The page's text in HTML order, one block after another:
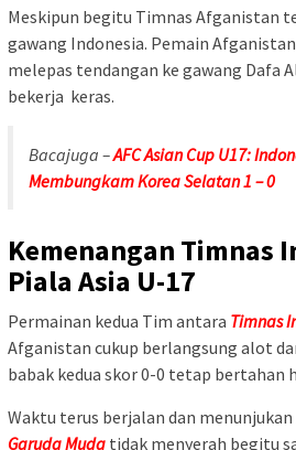
Meskipun begitu Timnas Afganistan
gawang Indonesia. Pemain
melepas tendangan ke gawang Dafa
bekerja keras.
Bacajuga –AFC Asian Cup U17:
Membungkam Korea Selatan 1 – 0
Kemenangan Timnas
Piala Asia U-17
Permainan kedua Tim antara Timnas
Afganistan cukup berlangsung alot
babak kedua skor 0-0 tetap bertahan
Waktu terus berjalan dan menunjukan
Garuda Muda tidak menyerah begitu